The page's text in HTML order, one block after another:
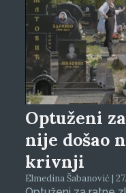
Optuženi
nije došao
krivnji
Elmedina Šabanović | 27.